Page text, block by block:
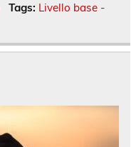
Tags: Livello base -